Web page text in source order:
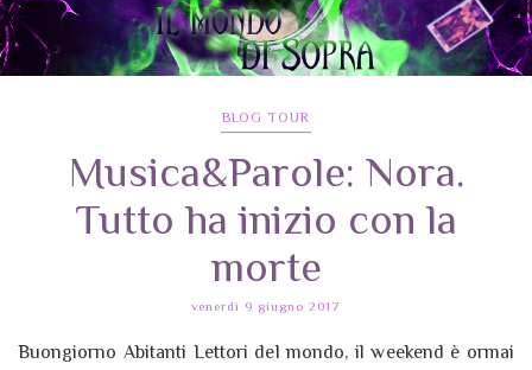
BLOG TOUR
Musica&Parole: Nora.
Tutto ha inizio con la
morte
venerdì 9 giugno 2017
Buongiorno Abitanti Lettori del mondo, il weekend è ormai